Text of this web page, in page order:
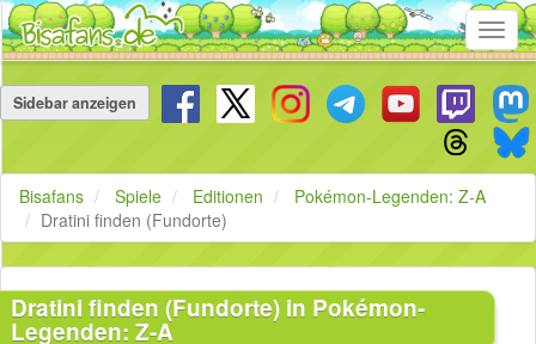
überspringen
Sidebar anzeigen
Bisafans Spiele Editionen
Pokémon-Legenden: Z-A
Dratini finden (Fundorte)
Dratini finden (Fundorte) in Pokémon-
Legenden: Z-A